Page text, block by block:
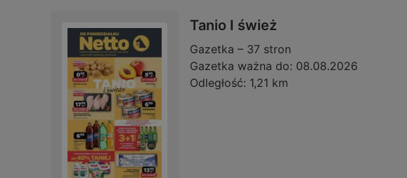
Tanio I śwież
Gazetka – 37 stron
Gazetka ważna do: 08.08.2026
Odległość: 1,21 km